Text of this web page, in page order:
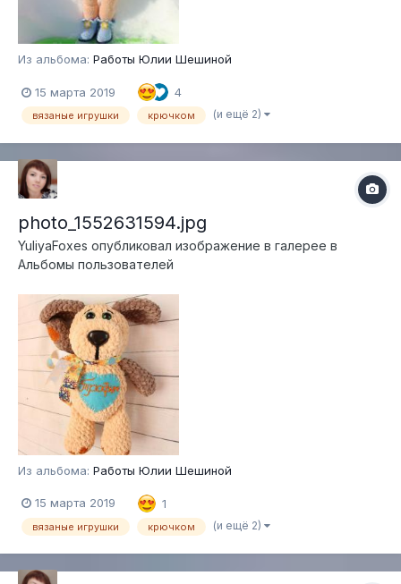
Из альбома: Работы Юлии Шешиной
15 марта 2019 4
вязаные игрушки крючком (и ещё 2)
photo_1552631594.jpg
YuliyaFoxes опубликовал изображение в галерее в
Альбомы пользователей
Из альбома: Работы Юлии Шешиной
15 марта 2019 1
вязаные игрушки крючком (и ещё 2)